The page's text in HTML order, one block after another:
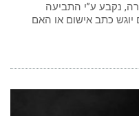
נקבע ע”י התביעה
כתב אישום או האם